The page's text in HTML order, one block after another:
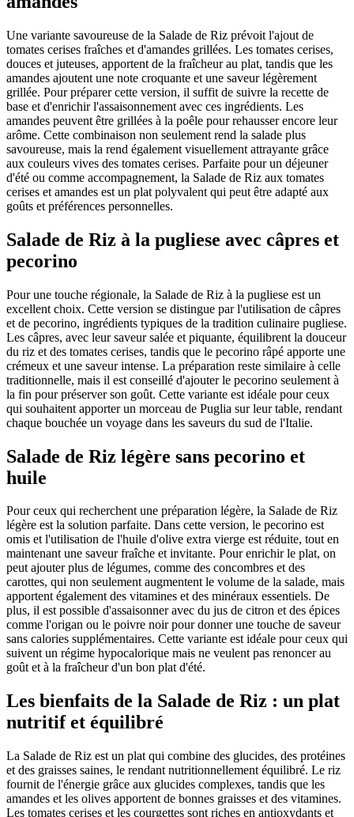
Une variante savoureuse de la Salade de Riz prévoit l'ajout de
tomates cerises fraîches et d'amandes grillées. Les tomates cerises,
douces et juteuses, apportent de la fraîcheur au plat, tandis que les
amandes ajoutent une note croquante et une saveur légèrement
grillée. Pour préparer cette version, il suffit de suivre la recette de
base et d'enrichir l'assaisonnement avec ces ingrédients. Les
amandes peuvent être grillées à la poêle pour rehausser encore leur
arôme. Cette combinaison non seulement rend la salade plus
savoureuse, mais la rend également visuellement attrayante grâce
aux couleurs vives des tomates cerises. Parfaite pour un déjeuner
d'été ou comme accompagnement, la Salade de Riz aux tomates
cerises et amandes est un plat polyvalent qui peut être adapté aux
goûts et préférences personnelles.
Salade de Riz à la pugliese avec câpres et
pecorino
Pour une touche régionale, la Salade de Riz à la pugliese est un
excellent choix. Cette version se distingue par l'utilisation de câpres
et de pecorino, ingrédients typiques de la tradition culinaire pugliese.
Les câpres, avec leur saveur salée et piquante, équilibrent la douceur
du riz et des tomates cerises, tandis que le pecorino râpé apporte une
crémeux et une saveur intense. La préparation reste similaire à celle
traditionnelle, mais il est conseillé d'ajouter le pecorino seulement à
la fin pour préserver son goût. Cette variante est idéale pour ceux
qui souhaitent apporter un morceau de Puglia sur leur table, rendant
chaque bouchée un voyage dans les saveurs du sud de l'Italie.
Salade de Riz légère sans pecorino et
huile
Pour ceux qui recherchent une préparation légère, la Salade de Riz
légère est la solution parfaite. Dans cette version, le pecorino est
omis et l'utilisation de l'huile d'olive extra vierge est réduite, tout en
maintenant une saveur fraîche et invitante. Pour enrichir le plat, on
peut ajouter plus de légumes, comme des concombres et des
carottes, qui non seulement augmentent le volume de la salade, mais
apportent également des vitamines et des minéraux essentiels. De
plus, il est possible d'assaisonner avec du jus de citron et des épices
comme l'origan ou le poivre noir pour donner une touche de saveur
sans calories supplémentaires. Cette variante est idéale pour ceux qui
suivent un régime hypocalorique mais ne veulent pas renoncer au
goût et à la fraîcheur d'un bon plat d'été.
Les bienfaits de la Salade de Riz : un plat
nutritif et équilibré
La Salade de Riz est un plat qui combine des glucides, des protéines
et des graisses saines, le rendant nutritionnellement équilibré. Le riz
fournit de l'énergie grâce aux glucides complexes, tandis que les
amandes et les olives apportent de bonnes graisses et des vitamines.
Les tomates cerises et les courgettes sont riches en antioxydants et